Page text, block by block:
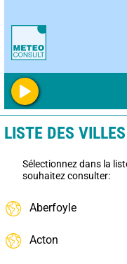
LISTE DES
Sélectionnez dans la
souhaitez consulter:
Aberfoyle
Acton